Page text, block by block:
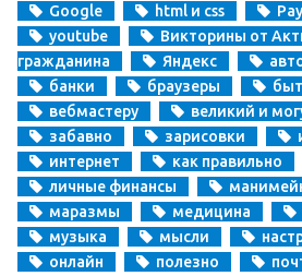
Google html и css
youtube
Викторины от
гражданина
Яндекс
банки
браузеры
быт
вебмастеру
великий и
забавно
зарисовки
интернет
как правильно
личные финансы
маразмы
медицина
музыка
мысли
онлайн
полезно